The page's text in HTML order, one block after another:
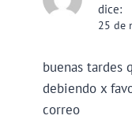
dice:
25 de
buenas tardes
debiendo x
correo